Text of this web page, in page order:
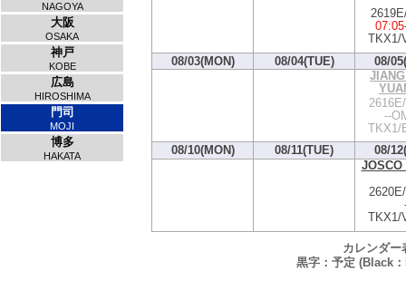
NAGOYA
大阪
OSAKA
神戸
KOBE
広島
HIROSHIMA
門司
MOJI
博多
HAKATA
07:05
TKX1/
08/03(MON)
08/04(TUE)
08/
--
TKX1/
08/10(MON)
08/11(TUE)
08/
JOSCO
TKX1/
カレンダー
黒字：予定 (Black